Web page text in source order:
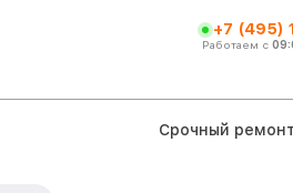
+7 (495)
Работаем с
Срочный ремонт